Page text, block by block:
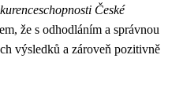
České
že s odhodláním a správnou
výsledků a zároveň pozitivně